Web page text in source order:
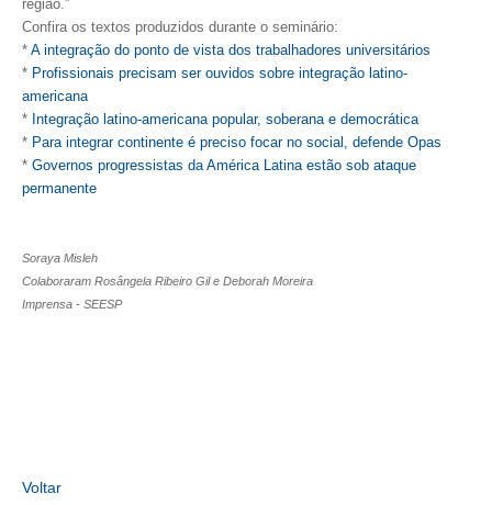
PUBLICIDADE
MANUAL DE REDAÇÃO
RELEASES
CONTATO
região.”
Confira os textos produzidos durante o seminário:
* A integração do ponto de vista dos trabalhadores universitários
* Profissionais precisam ser ouvidos sobre integração latino-
americana
* Integração latino-americana popular, soberana e democrática
* Para integrar continente é preciso focar no social, defende Opas
* Governos progressistas da América Latina estão sob ataque
permanente
Soraya Misleh
Colaboraram Rosângela Ribeiro Gil e Deborah Moreira
Imprensa - SEESP
Voltar